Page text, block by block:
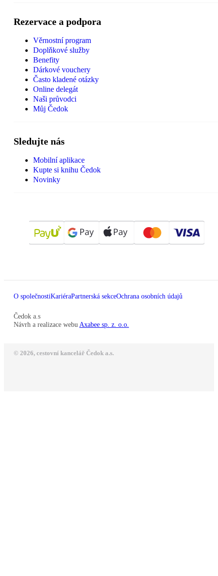
Rezervace a podpora
Věrnostní program
Doplňkové služby
Benefity
Dárkové vouchery
Často kladené otázky
Online delegát
Naši průvodci
Můj Čedok
Sledujte nás
Mobilní aplikace
Kupte si knihu Čedok
Novinky
O společnostiKariéraPartnerská sekceOchrana osobních údajů
Čedok a.s
Návrh a realizace webu Axabee sp. z. o.o.
© 2026, cestovní kancelář Čedok a.s.